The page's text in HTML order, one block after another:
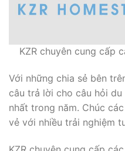
KZR chuyên cung cấp
Với những chia sẻ bên
câu trả lời cho câu hỏi
nhất trong năm. Chúc
vẻ với nhiều trải nghiệm